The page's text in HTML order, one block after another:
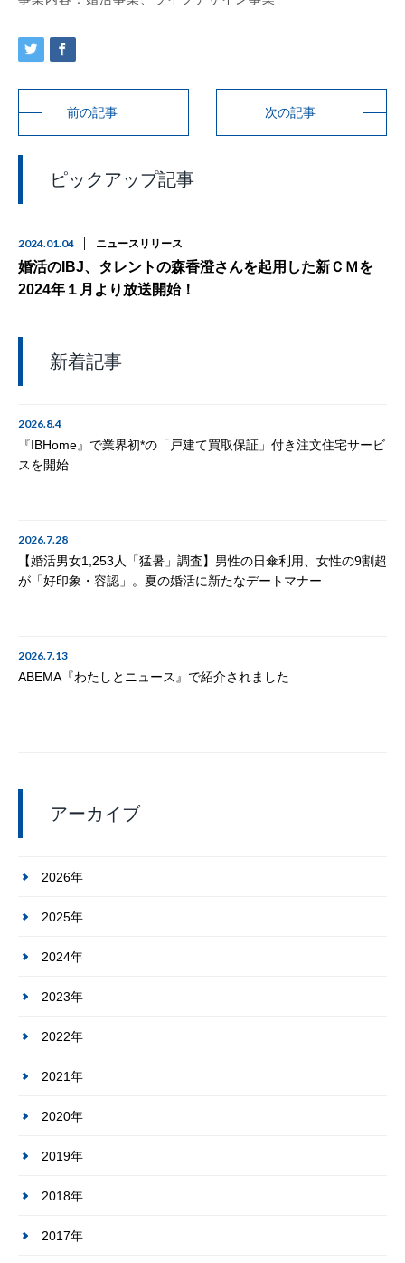
前の記事 次の記事
ピックアップ記事
2024.01.04 ニュースリリース
婚活のIBJ、タレントの森香澄さんを起用した新ＣＭを
2024年１月より放送開始！
新着記事
2026.8.4
『IBHome』で業界初*の「戸建て買取保証」付き注文住宅サービ
スを開始
2026.7.28
【婚活男女1,253人「猛暑」調査】男性の日傘利用、女性の9割超
が「好印象・容認」。夏の婚活に新たなデートマナー
2026.7.13
ABEMA『わたしとニュース』で紹介されました
アーカイブ
2026年
2025年
2024年
2023年
2022年
2021年
2020年
2019年
2018年
2017年